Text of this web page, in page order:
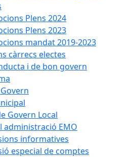
Plens 2024
Plens 2023
mandat 2019-2023
càrrecs electes
i de bon govern
Govern Local
administració EMO
informatives
especial de comptes